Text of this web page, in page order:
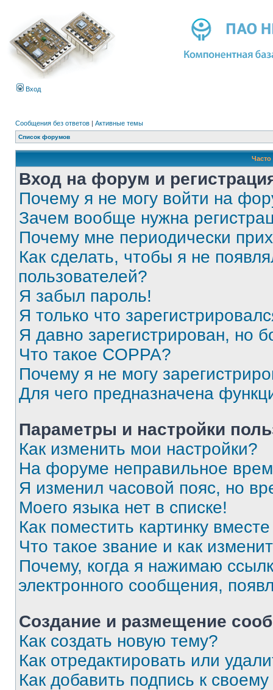
Вход
Сообщения без ответов | Активные темы
Список форумов
Вход на форум и
Почему я не могу войти на
Зачем вообще нужна
Почему мне периодически
Как сделать, чтобы я не
пользователей?
Я забыл пароль!
Я только что
Я давно зарегистрирован, но
Что такое COPPA?
Почему я не могу
Для чего предназначена
Параметры и настройки
Как изменить мои настройки?
На форуме неправильное
Я изменил часовой пояс, но
Моего языка нет в списке!
Как поместить картинку
Что такое звание и как
Почему, когда я нажимаю
электронного сообщения,
Создание и размещение
Как создать новую тему?
Как отредактировать или
Как добавить подпись к